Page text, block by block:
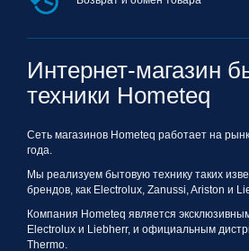
Интернет-магазин
техники Hometeq
Сеть магазинов Hometeq работает на
года.
Мы реализуем бытовую технику таких
брендов, как Electrolux, Zanussi, Ariston и
Компания Hometeq является
Electrolux и Liebherr, и официальным
Thermo.